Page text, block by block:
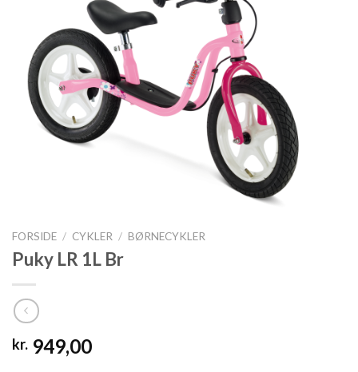
FORSIDE / CYKLER / BØRNECYKLER
Puky LR 1L Br
kr. 949,00